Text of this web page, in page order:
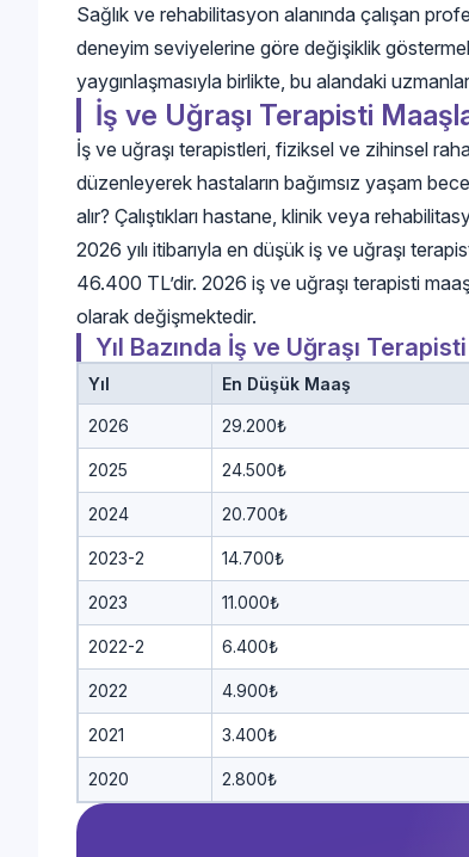
Sağlık ve rehabilitasyon alanında çalışan
deneyim seviyelerine göre değişiklik
yaygınlaşmasıyla birlikte, bu alandaki
İş ve Uğraşı Terapisti
İş ve uğraşı terapistleri, fiziksel ve zihinsel
düzenleyerek hastaların bağımsız yaşam
alır? Çalıştıkları hastane, klinik veya
2026 yılı itibarıyla en düşük iş ve uğraşı
46.400 TL’dir. 2026 iş ve uğraşı terapisti
olarak değişmektedir.
Yıl Bazında İş ve Uğraşı
Yıl En Düşük Maaş
2026 29.200₺
2025 24.500₺
2024 20.700₺
2023-2 14.700₺
2023 11.000₺
2022-2 6.400₺
2022 4.900₺
2021 3.400₺
2020 2.800₺